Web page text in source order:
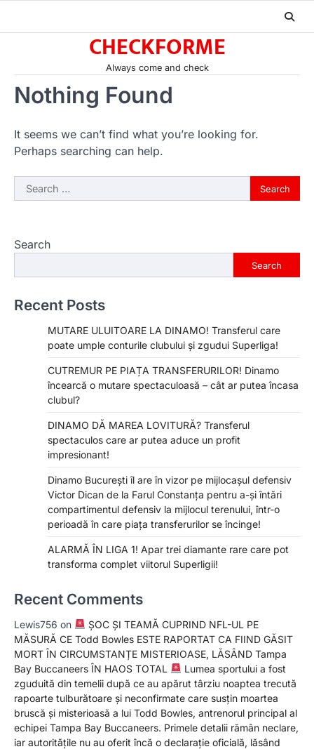
CHECKFORME
Always come and check
Nothing Found
It seems we can’t find what you’re looking for.
Perhaps searching can help.
Search
for:
Search
Search
Recent Posts
MUTARE ULUITOARE LA DINAMO! Transferul care
poate umple conturile clubului și zgudui Superliga!
CUTREMUR PE PIAȚA TRANSFERURILOR! Dinamo
încearcă o mutare spectaculoasă – cât ar putea încasa
clubul?
DINAMO DĂ MAREA LOVITURĂ? Transferul
spectaculos care ar putea aduce un profit
impresionant!
Dinamo București îl are în vizor pe mijlocașul defensiv
Victor Dican de la Farul Constanța pentru a-și întări
compartimentul defensiv la mijlocul terenului, într-o
perioadă în care piața transferurilor se încinge!
ALARMĂ ÎN LIGA 1! Apar trei diamante rare care pot
transforma complet viitorul Superligii!
Recent Comments
Lewis756 on
ȘOC ȘI TEAMĂ CUPRIND NFL-UL PE
MĂSURĂ CE Todd Bowles ESTE RAPORTAT CA FIIND GĂSIT
MORT ÎN CIRCUMSTANȚE MISTERIOASE, LĂSÂND Tampa
Bay Buccaneers ÎN HAOS TOTAL
Lumea sportului a fost
zguduită din temelii după ce au apărut târziu noaptea trecută
rapoarte tulburătoare și neconfirmate care susțin moartea
bruscă și misterioasă a lui Todd Bowles, antrenorul principal al
echipei Tampa Bay Buccaneers. Primele detalii rămân neclare,
iar autoritățile nu au oferit încă o declarație oficială, lăsând